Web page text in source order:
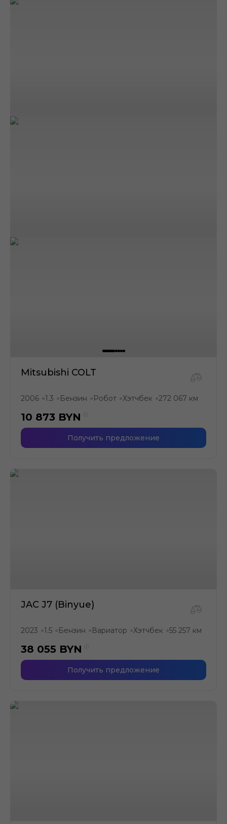
Mitsubishi COLT
2006 ●1.3 ● Бензин ● Робот ●Хэтчбек ●272 067 км
10 873 BYN
Получить предложение
JAC J7 (Binyue)
2023 ●1.5 ● Бензин ● Вариатор ●Хэтчбек ●55 257 км
38 055 BYN
Получить предложение